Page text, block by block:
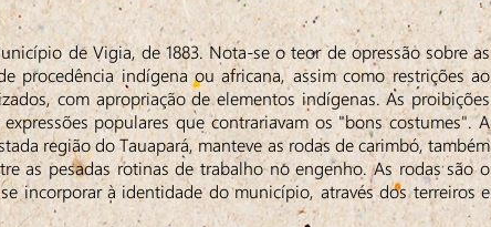
de Vigia, de 1883. Nota-se o teor de opressão sobre as
procedência indígena ou africana, assim como restrições ao
com apropriação de elementos indígenas. As proibições
populares que contrariavam os "bons costumes". A
região do Tauapará, manteve as rodas de carimbó, também
as pesadas rotinas de trabalho no engenho. As rodas são o
incorporar à identidade do município, através dos terreiros e